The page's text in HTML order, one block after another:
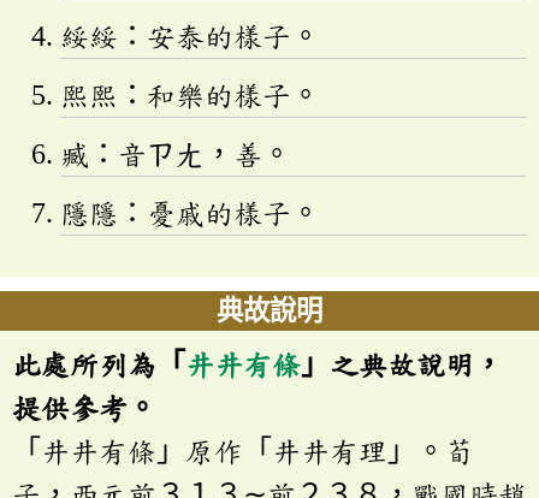
綏綏：安泰的樣子。
熙熙：和樂的樣子。
臧：音ㄗㄤ ，善。
隱隱：憂戚的樣子。
典故說明
此處所列為「 井井有條 」之典故說明，
提供參考。
「井井有條」原作「井井有理」。荀